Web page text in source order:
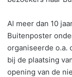
Al meer dan 10
Buitenposter
organiseerde o.a.
bij de plaatsing
opening van de